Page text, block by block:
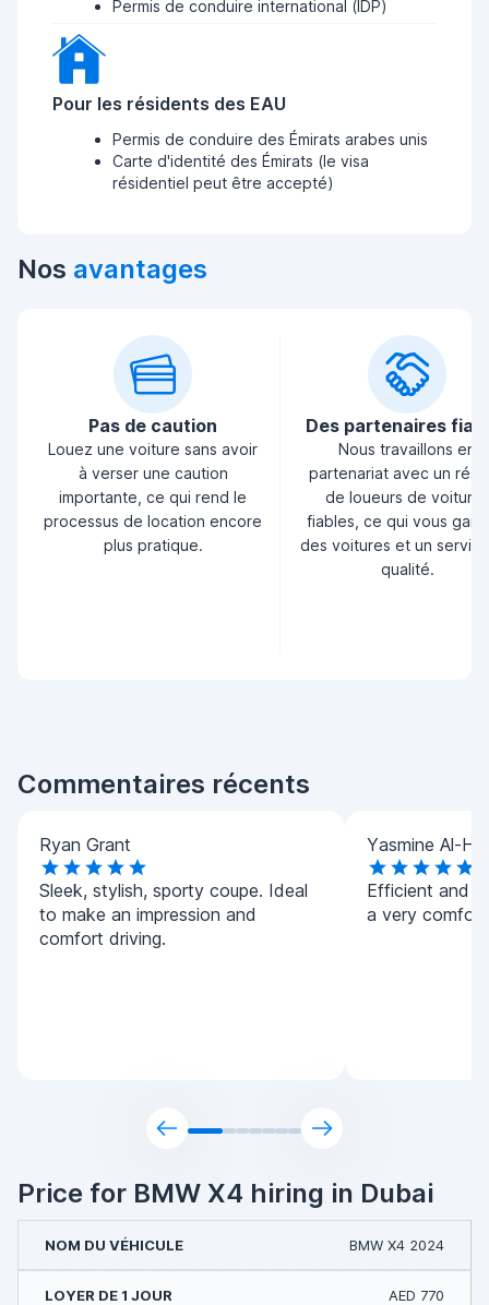
Permis de conduire international (IDP)
Pour les résidents des EAU
Permis de conduire des Émirats arabes unis
Carte d'identité des Émirats (le visa
résidentiel peut être accepté)
Nos avantages
Pas de caution
Louez une voiture sans avoir
à verser une caution
importante, ce qui rend le
processus de location encore
plus pratique.
Des partenaires
Nous travaillons en
partenariat avec un
de loueurs de voitures
fiables, ce qui vous
des voitures et un
qualité.
Commentaires récents
Ryan Grant
Sleek, stylish, sporty coupe. Ideal
to make an impression and
comfort driving.
Yasmine Al-
Efficient and
a very
Price for BMW X4 hiring in Dubai
BMW X4 2024
AED 770